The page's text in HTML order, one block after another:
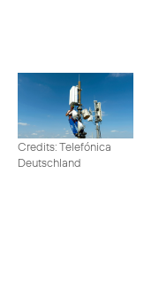
Credits: Telefónica
Deutschland